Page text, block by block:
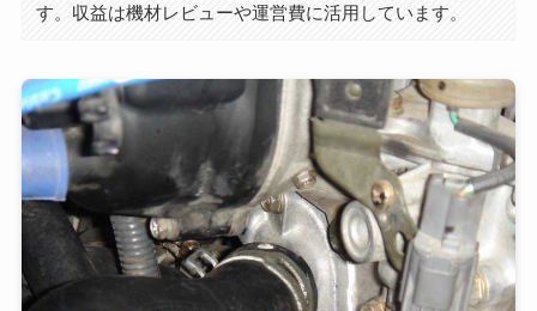
す。収益は機材レビューや運営費に活用しています。